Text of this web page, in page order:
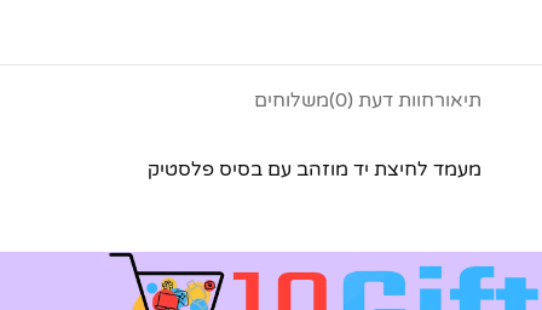
תיאורחוות דעת (0) משלוחים
מעמד לחיצת יד מוזהב עם בסיס פלסטיק